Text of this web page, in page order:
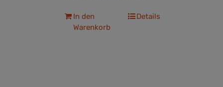
In den
Warenkorb
Details